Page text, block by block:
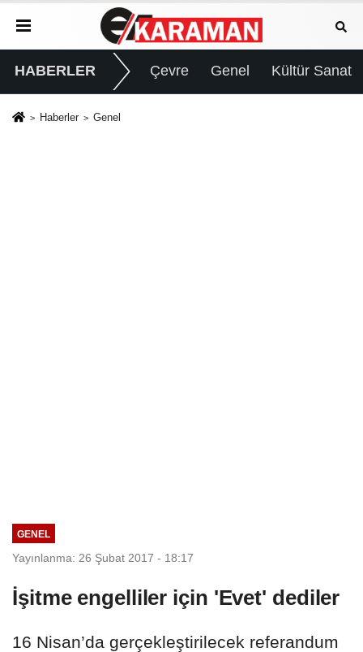
HABERLER Çevre Genel Kültür Sanat
Haberler Genel
GENEL
Yayınlanma: 26 Şubat 2017 - 18:17
İşitme engelliler için 'Evet' dediler
16 Nisan’da gerçekleştirilecek referandum